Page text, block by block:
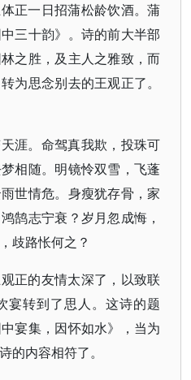
正一日招蒲松龄饮酒。蒲
三十韵》。诗的前大半部
之胜，及主人之雅致，而
为思念别去的王观正了。
涯。命驾真我欺，投珠可
相随。明镜怜双雪，飞蓬
世情危。身瘦犹存骨，家
鹄志宁衰？岁月忽成悔，
歧路怅何之？
正的友情太深了，以致联
宴转到了思人。这诗的题
宴集，因怀如水》，当为
的内容相符了。